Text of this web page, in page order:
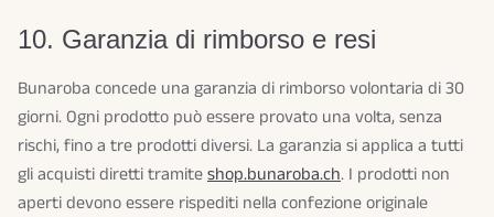
10. Garanzia di rimborso e resi
Bunaroba concede una garanzia di rimborso volontaria di 30
giorni. Ogni prodotto può essere provato una volta, senza
rischi, fino a tre prodotti diversi. La garanzia si applica a tutti
gli acquisti diretti tramiteshop.bunaroba.ch. I prodotti non
aperti devono essere rispediti nella confezione originale